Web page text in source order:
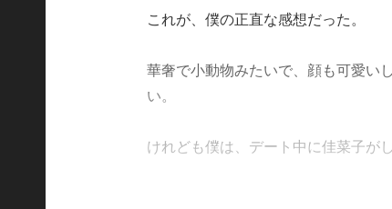
これが、僕の正直な感想だった。
華奢で小動物みたいで、顔も可愛い
い。
けれども僕は、デート中に佳菜子が